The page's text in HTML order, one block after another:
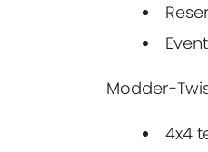
Modder-
4x4